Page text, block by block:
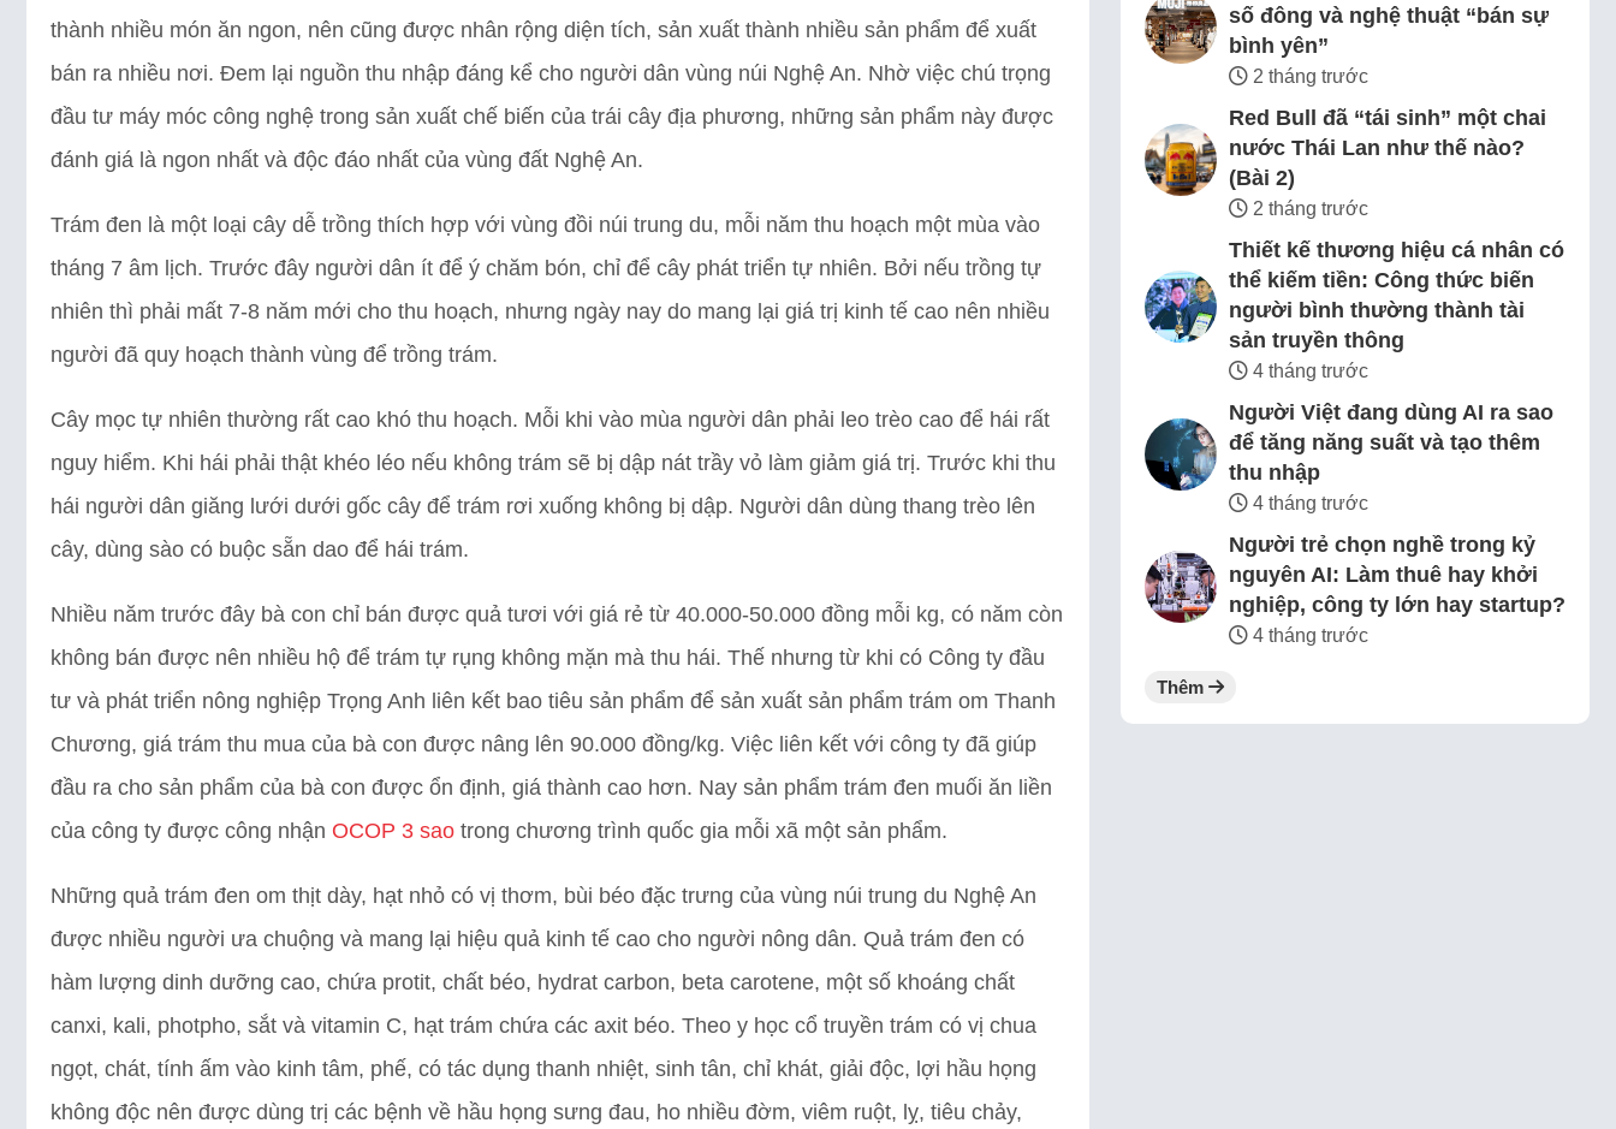
thành nhiều món ăn ngon, nên cũng được nhân rộng diện tích, sản xuất thành nhiều sản phẩm để xuất
bán ra nhiều nơi. Đem lại nguồn thu nhập đáng kể cho người dân vùng núi Nghệ An. Nhờ việc chú trọng
đầu tư máy móc công nghệ trong sản xuất chế biến của trái cây địa phương, những sản phẩm này được
đánh giá là ngon nhất và độc đáo nhất của vùng đất Nghệ An.
Trám đen là một loại cây dễ trồng thích hợp với vùng đồi núi trung du, mỗi năm thu hoạch một mùa vào
tháng 7 âm lịch. Trước đây người dân ít để ý chăm bón, chỉ để cây phát triển tự nhiên. Bởi nếu trồng tự
nhiên thì phải mất 7-8 năm mới cho thu hoạch, nhưng ngày nay do mang lại giá trị kinh tế cao nên nhiều
người đã quy hoạch thành vùng để trồng trám.
Cây mọc tự nhiên thường rất cao khó thu hoạch. Mỗi khi vào mùa người dân phải leo trèo cao để hái rất
nguy hiểm. Khi hái phải thật khéo léo nếu không trám sẽ bị dập nát trầy vỏ làm giảm giá trị. Trước khi thu
hái người dân giăng lưới dưới gốc cây để trám rơi xuống không bị dập. Người dân dùng thang trèo lên
cây, dùng sào có buộc sẵn dao để hái trám.
Nhiều năm trước đây bà con chỉ bán được quả tươi với giá rẻ từ 40.000-50.000 đồng mỗi kg, có năm còn
không bán được nên nhiều hộ để trám tự rụng không mặn mà thu hái. Thế nhưng từ khi có Công ty đầu
tư và phát triển nông nghiệp Trọng Anh liên kết bao tiêu sản phẩm để sản xuất sản phẩm trám om Thanh
Chương, giá trám thu mua của bà con được nâng lên 90.000 đồng/kg. Việc liên kết với công ty đã giúp
đầu ra cho sản phẩm của bà con được ổn định, giá thành cao hơn. Nay sản phẩm trám đen muối ăn liền
của công ty được công nhận OCOP 3 sao trong chương trình quốc gia mỗi xã một sản phẩm.
Những quả trám đen om thịt dày, hạt nhỏ có vị thơm, bùi béo đặc trưng của vùng núi trung du Nghệ An
được nhiều người ưa chuộng và mang lại hiệu quả kinh tế cao cho người nông dân. Quả trám đen có
hàm lượng dinh dưỡng cao, chứa protit, chất béo, hydrat carbon, beta carotene, một số khoáng chất
canxi, kali, photpho, sắt và vitamin C, hạt trám chứa các axit béo. Theo y học cổ truyền trám có vị chua
ngọt, chát, tính ấm vào kinh tâm, phế, có tác dụng thanh nhiệt, sinh tân, chỉ khát, giải độc, lợi hầu họng
không độc nên được dùng trị các bệnh về hầu họng sưng đau, ho nhiều đờm, viêm ruột, lỵ, tiêu chảy,
số đông và nghệ thuật “bán sự
bình yên”
2 tháng trước
Red Bull đã “tái sinh” một chai
nước Thái Lan như thế nào?
(Bài 2)
2 tháng trước
Thiết kế thương hiệu cá nhân có
thể kiếm tiền: Công thức biến
người bình thường thành tài
sản truyền thông
4 tháng trước
Người Việt đang dùng AI ra sao
để tăng năng suất và tạo thêm
thu nhập
4 tháng trước
Người trẻ chọn nghề trong kỷ
nguyên AI: Làm thuê hay khởi
nghiệp, công ty lớn hay startup?
4 tháng trước
Thêm